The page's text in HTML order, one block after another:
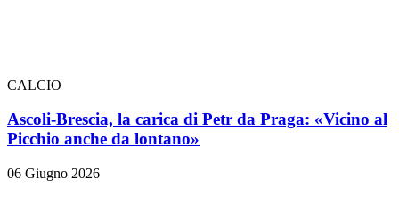
CALCIO
Ascoli-Brescia, la carica di Petr da Praga: «Vicino al
Picchio anche da lontano»
06 Giugno 2026